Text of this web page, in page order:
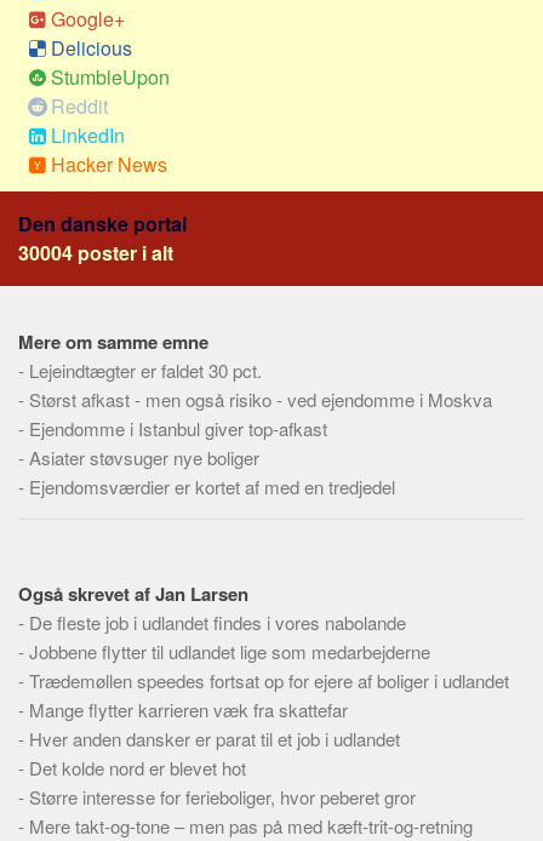
Transport
Alle
Aspekter
Køb og salg
Økonomi
Jura og regler
Skatter og afgifter
Praktisk
Alle
Meta
Dokumenttyper
Personer
Steder
Kilder
Om
Webstedet
Forhistorien
Redigering
Google+
Delicious
StumbleUpon
Reddit
LinkedIn
Hacker News
Den danske portal
30004 poster i alt
Mere om samme emne
- Lejeindtægter er faldet 30 pct.
- Størst afkast - men også risiko - ved ejendomme i Moskva
- Ejendomme i Istanbul giver top-afkast
-Asiater støvsuger nye boliger
- Ejendomsværdier er kortet af med en tredjedel
Også skrevet af Jan Larsen
- De fleste job i udlandet findes i vores nabolande
-Jobbene flytter til udlandet lige som medarbejderne
-Trædemøllen speedes fortsat op for ejere af boliger i udlandet
- Mange flytter karrieren væk fra skattefar
- Hver anden dansker er parat til et job i udlandet
- Det kolde nord er blevet hot
- Større interesse for ferieboliger, hvor peberet gror
- Mere takt-og-tone – men pas på med kæft-trit-og-retning